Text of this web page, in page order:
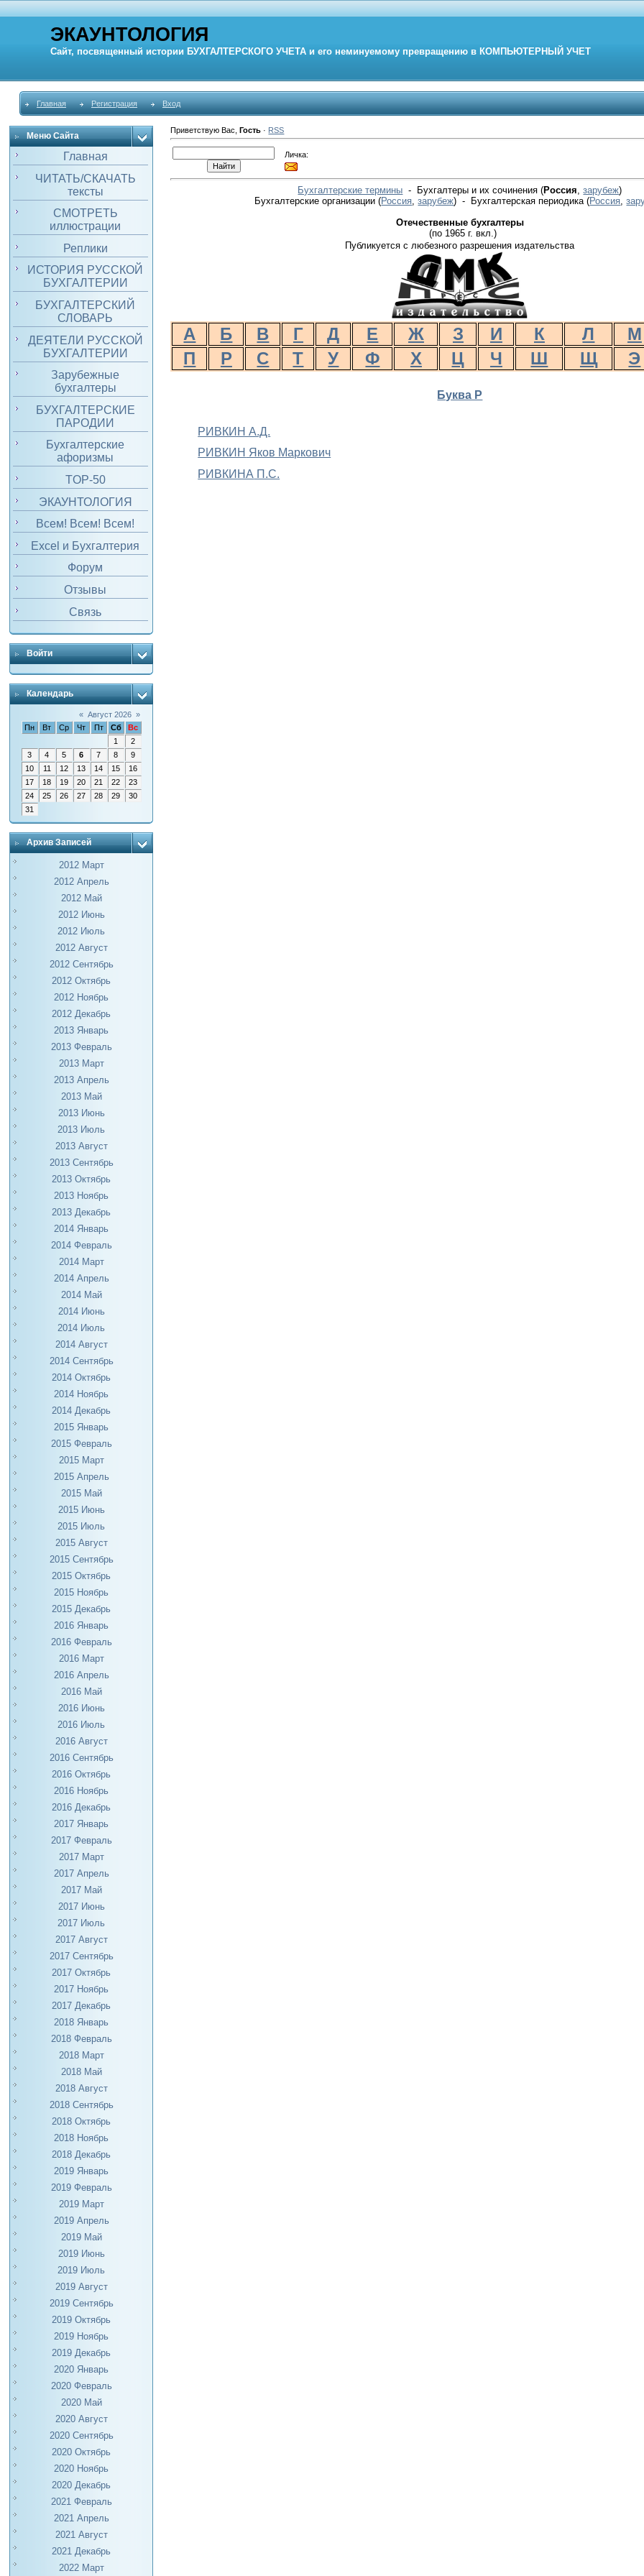
ЭКАУНТОЛОГИЯ
Сайт, посвященный истории БУХГАЛТЕРСКОГО УЧЕТА и его неминуемому превращению в КОМПЬЮТЕРНЫЙ УЧЕТ
Главная Регистрация Вход
Меню Сайта
Главная
ЧИТАТЬ/СКАЧАТЬ
тексты
СМОТРЕТЬ
иллюстрации
Реплики
ИСТОРИЯ РУССКОЙ
БУХГАЛТЕРИИ
БУХГАЛТЕРСКИЙ
СЛОВАРЬ
ДЕЯТЕЛИ РУССКОЙ
БУХГАЛТЕРИИ
Зарубежные
бухгалтеры
БУХГАЛТЕРСКИЕ
ПАРОДИИ
Бухгалтерские
афоризмы
TOP-50
ЭКАУНТОЛОГИЯ
Всем! Всем! Всем!
Excel и Бухгалтерия
Форум
Отзывы
Связь
Войти
Календарь
« Август 2026 »
Пн
Вт Ср Чт Пт Сб
Вс
1
2
3
4 5 6 7 8
9
10
11 12 13 14 15
16
17
18 19 20 21 22
23
24
25 26 27 28 29
30
31
Архив Записей
2012 Март
2012 Апрель
2012 Май
2012 Июнь
2012 Июль
2012 Август
2012 Сентябрь
2012 Октябрь
2012 Ноябрь
2012 Декабрь
2013 Январь
2013 Февраль
2013 Март
2013 Апрель
2013 Май
2013 Июнь
2013 Июль
2013 Август
2013 Сентябрь
2013 Октябрь
2013 Ноябрь
2013 Декабрь
2014 Январь
2014 Февраль
2014 Март
2014 Апрель
2014 Май
2014 Июнь
2014 Июль
2014 Август
2014 Сентябрь
2014 Октябрь
2014 Ноябрь
2014 Декабрь
2015 Январь
2015 Февраль
2015 Март
2015 Апрель
2015 Май
2015 Июнь
2015 Июль
2015 Август
2015 Сентябрь
2015 Октябрь
2015 Ноябрь
2015 Декабрь
2016 Январь
2016 Февраль
2016 Март
2016 Апрель
2016 Май
2016 Июнь
2016 Июль
2016 Август
2016 Сентябрь
2016 Октябрь
2016 Ноябрь
2016 Декабрь
2017 Январь
2017 Февраль
2017 Март
2017 Апрель
2017 Май
2017 Июнь
2017 Июль
2017 Август
2017 Сентябрь
2017 Октябрь
2017 Ноябрь
2017 Декабрь
2018 Январь
2018 Февраль
2018 Март
2018 Май
2018 Август
2018 Сентябрь
2018 Октябрь
2018 Ноябрь
2018 Декабрь
2019 Январь
2019 Февраль
2019 Март
2019 Апрель
2019 Май
2019 Июнь
2019 Июль
2019 Август
2019 Сентябрь
2019 Октябрь
2019 Ноябрь
2019 Декабрь
2020 Январь
2020 Февраль
2020 Май
2020 Август
2020 Сентябрь
2020 Октябрь
2020 Ноябрь
2020 Декабрь
2021 Февраль
2021 Апрель
2021 Август
2021 Декабрь
2022 Март
Приветствую Вас ,Гость · RSS
Личка:
Бухгалтерские термины - Бухгалтеры и их сочинения (Россия ,зарубеж)
Бухгалтерские организации(Россия ,зарубеж) - Бухгалтерская периодика(Россия ,
Отечественные бухгалтеры
(по 1965 г. вкл.)
Публикуется с любезного разрешения издательства
А Б В Г Д Е Ж З И К Л М
П
Р С Т У Ф Х Ц Ч Ш Щ Э
Буква Р
РИВКИН А.Д.
РИВКИН Яков Маркович
РИВКИНА П.С.